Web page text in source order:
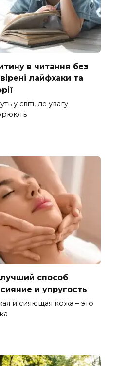
в читання без
лайфхаки та
у світі, де увагу
способ
и упругость
и сияющая кожа – это